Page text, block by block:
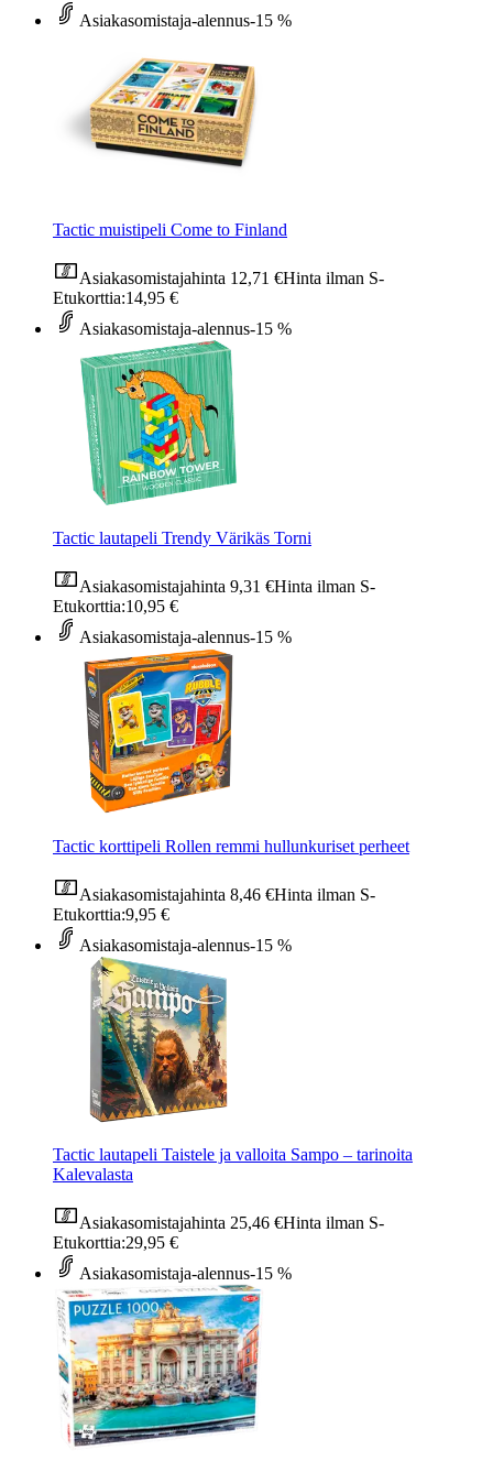
Asiakasomistaja-alennus-15 %
Tactic muistipeli Come to Finland
Asiakasomistajahinta 12,71 €Hinta ilman S-
Etukorttia:14,95 €
Asiakasomistaja-alennus-15 %
Tactic lautapeli Trendy Värikäs Torni
Asiakasomistajahinta 9,31 €Hinta ilman S-
Etukorttia:10,95 €
Asiakasomistaja-alennus-15 %
Tactic korttipeli Rollen remmi hullunkuriset perheet
Asiakasomistajahinta 8,46 €Hinta ilman S-
Etukorttia:9,95 €
Asiakasomistaja-alennus-15 %
Tactic lautapeli Taistele ja valloita Sampo – tarinoita
Kalevalasta
Asiakasomistajahinta 25,46 €Hinta ilman S-
Etukorttia:29,95 €
Asiakasomistaja-alennus-15 %